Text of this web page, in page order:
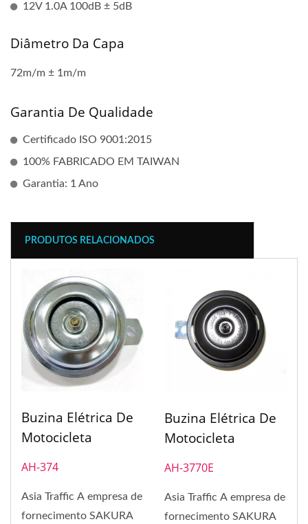
12V 1.0A 100dB ± 5dB
Diâmetro Da Capa
72m/m ± 1m/m
Garantia De Qualidade
Certificado ISO 9001:2015
100% FABRICADO EM TAIWAN
Garantia: 1 Ano
PRODUTOS RELACIONADOS
Buzina Elétrica De
Motocicleta
AH-374
Asia Traffic A empresa de
fornecimento SAKURA
Buzina Elétrica De
Motocicleta
AH-3770E
Asia Traffic A empresa de
fornecimento SAKURA